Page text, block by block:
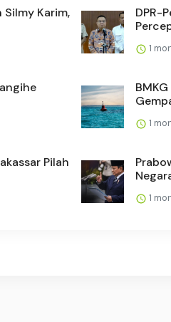
Silmy Karim,
DPR-
1
1
Pilah
1